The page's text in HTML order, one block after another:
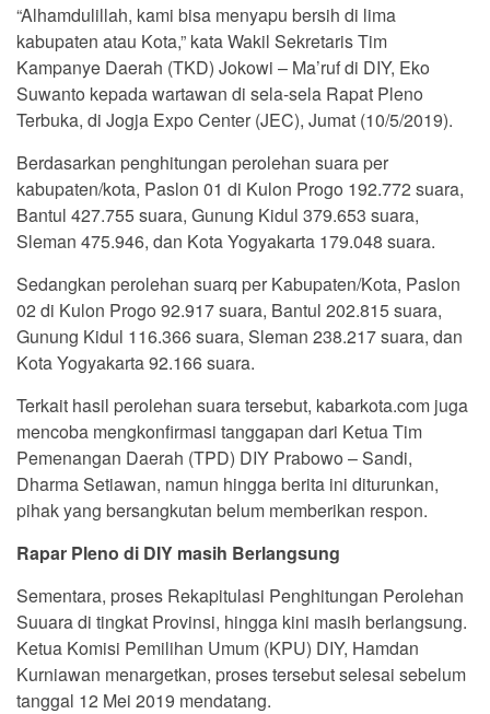
“Alhamdulillah, kami bisa menyapu bersih di lima
kabupaten atau Kota,” kata Wakil Sekretaris Tim
Kampanye Daerah (TKD) Jokowi – Ma’ruf di DIY, Eko
Suwanto kepada wartawan di sela-sela Rapat Pleno
Terbuka, di Jogja Expo Center (JEC), Jumat (10/5/2019).
Berdasarkan penghitungan perolehan suara per
kabupaten/kota, Paslon 01 di Kulon Progo 192.772 suara,
Bantul 427.755 suara, Gunung Kidul 379.653 suara,
Sleman 475.946, dan Kota Yogyakarta 179.048 suara.
Sedangkan perolehan suarq per Kabupaten/Kota, Paslon
02 di Kulon Progo 92.917 suara, Bantul 202.815 suara,
Gunung Kidul 116.366 suara, Sleman 238.217 suara, dan
Kota Yogyakarta 92.166 suara.
Terkait hasil perolehan suara tersebut, kabarkota.com juga
mencoba mengkonfirmasi tanggapan dari Ketua Tim
Pemenangan Daerah (TPD) DIY Prabowo – Sandi,
Dharma Setiawan, namun hingga berita ini diturunkan,
pihak yang bersangkutan belum memberikan respon.
Rapar Pleno di DIY masih Berlangsung
Sementara, proses Rekapitulasi Penghitungan Perolehan
Suuara di tingkat Provinsi, hingga kini masih berlangsung.
Ketua Komisi Pemilihan Umum (KPU) DIY, Hamdan
Kurniawan menargetkan, proses tersebut selesai sebelum
tanggal 12 Mei 2019 mendatang.